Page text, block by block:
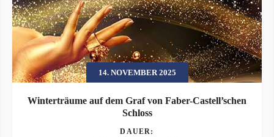
14. NOVEMBER 2025
Winterträume auf dem Graf von Faber-Castell’schen
Schloss
DAUER: